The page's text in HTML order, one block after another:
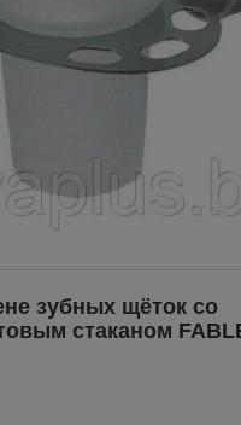
зубных щёток со
стаканом